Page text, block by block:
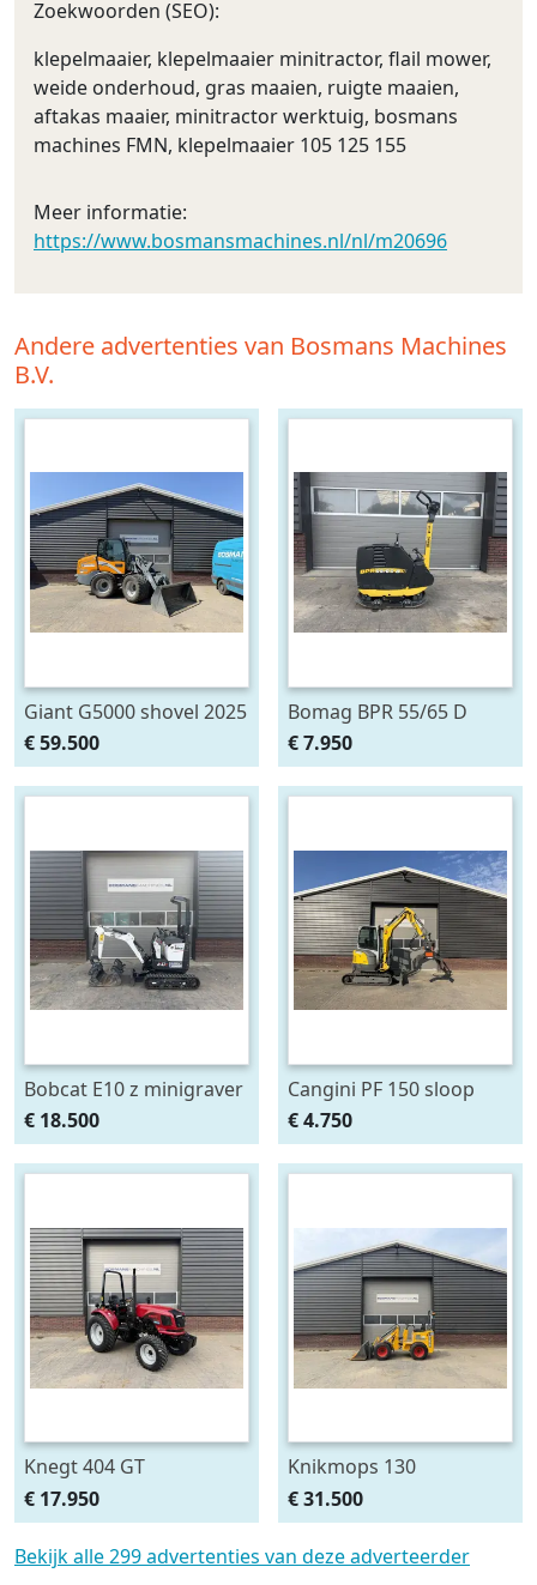
Zoekwoorden (SEO):
klepelmaaier, klepelmaaier minitractor, flail mower,
weide onderhoud, gras maaien, ruigte maaien,
aftakas maaier, minitractor werktuig, bosmans
machines FMN, klepelmaaier 105 125 155
Meer informatie:
https://www.bosmansmachines.nl/nl/m20696
Andere advertenties van Bosmans Machines
B.V.
Giant G5000 shovel 2025
€ 59.500
Bomag BPR 55/65 D
Trilplaat DEMO 455 kg –
Slechts 7 uur
€ 7.950
Bobcat E10 z minigraver
2026 - 120 uur €290
LEASE
€ 18.500
Cangini PF 150 sloop
sorteer grijper gebruikt
BJ 2025 1.5 - 3 T
€ 4.750
Knegt 404 GT
Compacttractor
minitractor 40 PK 4WD –
NIEUW
€ 17.950
Knikmops 130
minishovel BJ 2024 €490
LEASE
€ 31.500
Bekijk alle 299 advertenties van deze adverteerder